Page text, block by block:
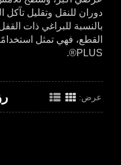
دوران للنقل وتقليل تآكل
بالنسبة للبراغي ذات
PLUS®.
عرض: